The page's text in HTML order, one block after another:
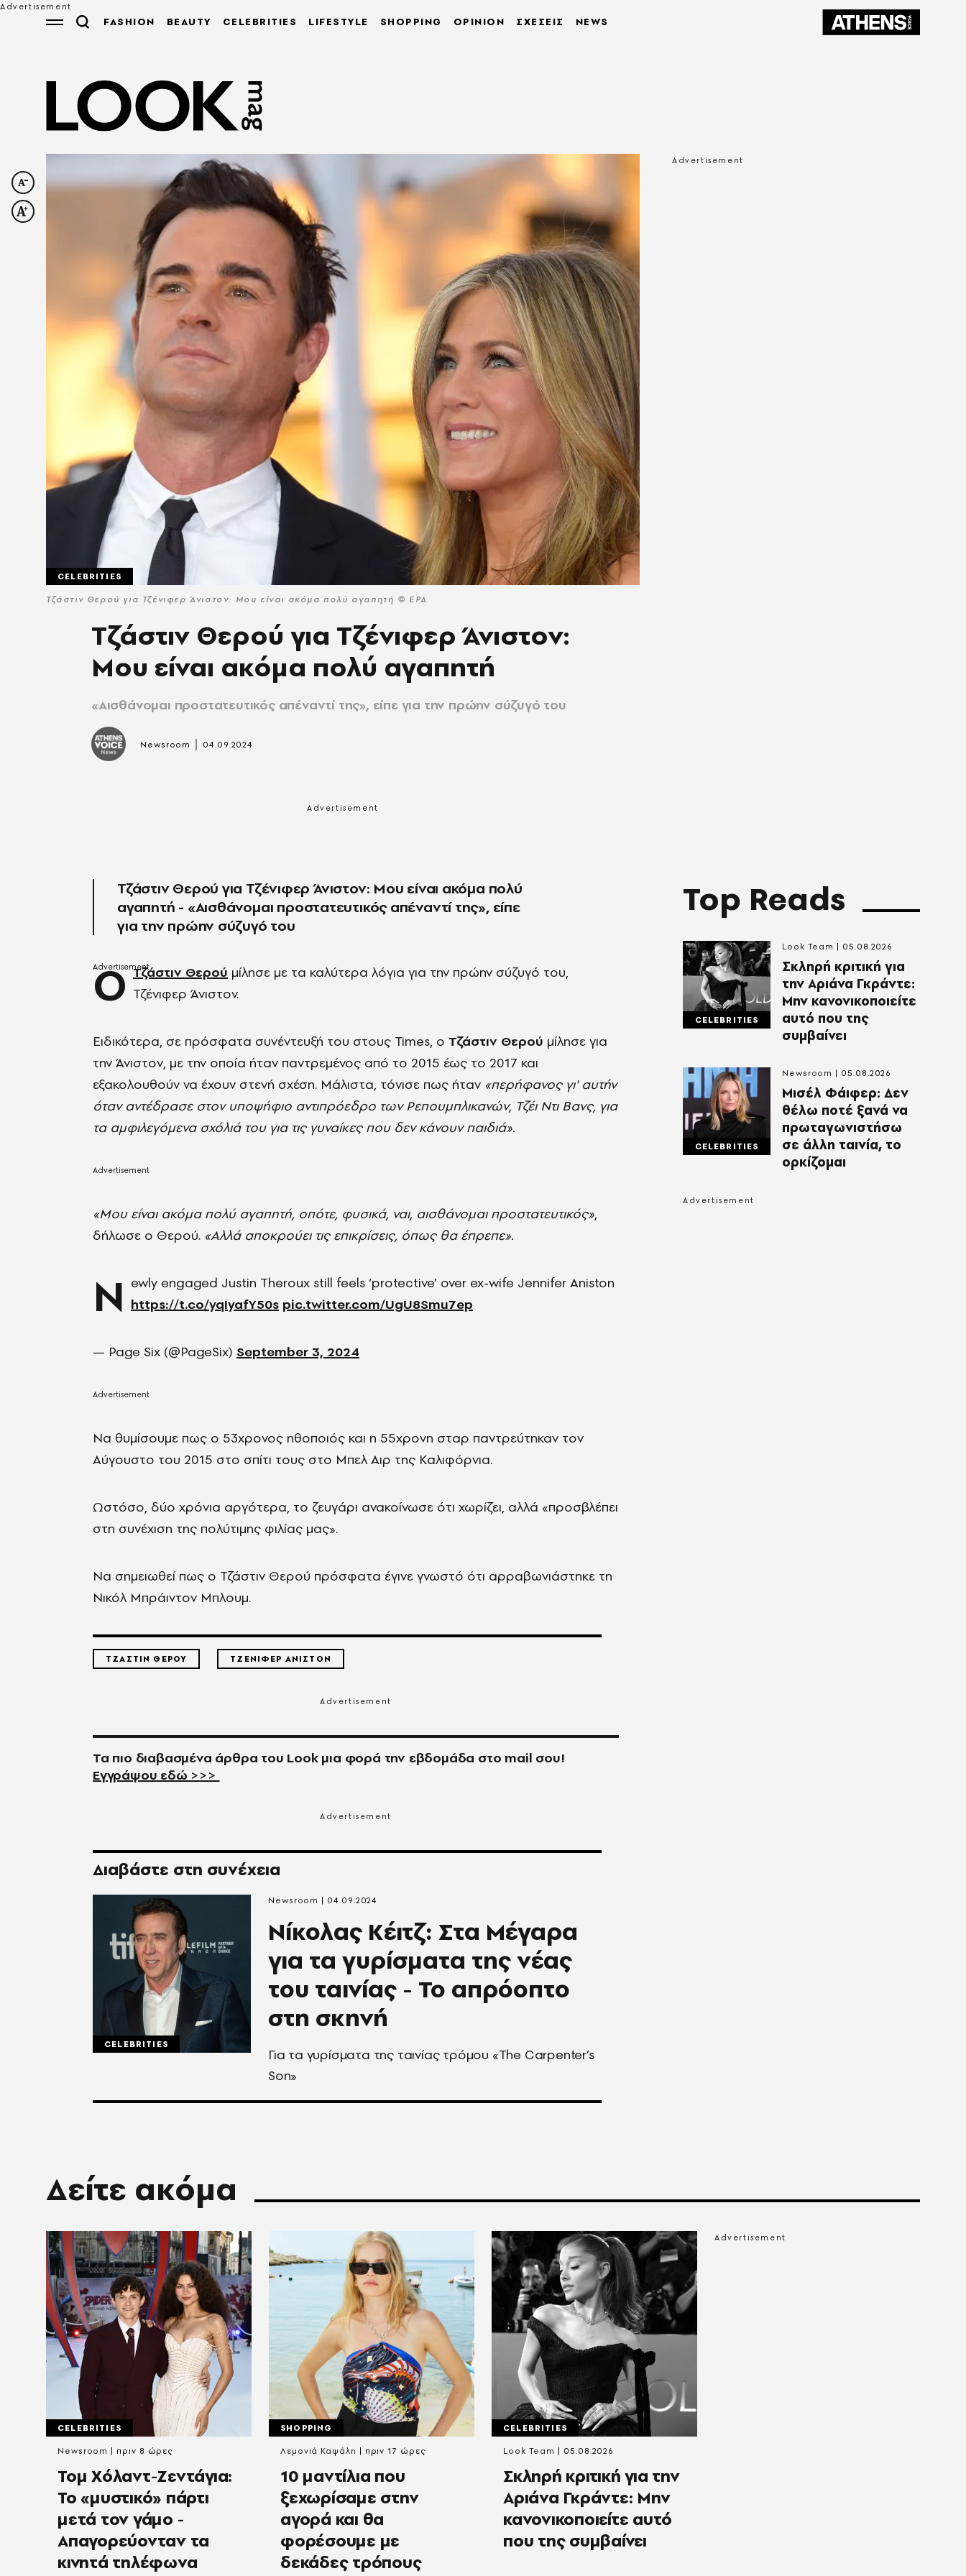
FASHION BEAUTY CELEBRITIES LIFESTYLE SHOPPING OPINION ΣΧΕΣΕΙΣ NEWS
Τζάστιν Θερού για Τζένιφερ Άνιστον: Μου είναι ακόμα πολύ αγαπητή © EPA
CELEBRITIES
Τζάστιν Θερού για Τζένιφερ Άνιστον:
Μου είναι ακόμα πολύ αγαπητή
«Αισθάνομαι προστατευτικός απέναντί της», είπε για την πρώην σύζυγό του
Newsroom 04.09.2024
Τζάστιν Θερού για Τζένιφερ Άνιστον: Μου είναι ακόμα πολύ
αγαπητή - «Αισθάνομαι προστατευτικός απέναντί της», είπε
για την πρώην σύζυγό του
Ο Τζάστιν Θερού μίλησε με τα καλύτερα λόγια για την πρώην σύζυγό του,
Τζένιφερ Άνιστον.
Ειδικότερα, σε πρόσφατα συνέντευξή του στους Times, ο Τζάστιν Θερού μίλησε για
την Άνιστον, με την οποία ήταν παντρεμένος από το 2015 έως το 2017 και
εξακολουθούν να έχουν στενή σχέση. Μάλιστα, τόνισε πως ήταν «περήφανος γι' αυτήν
όταν αντέδρασε στον υποψήφιο αντιπρόεδρο των Ρεπουμπλικανών, Τζέι Ντι Βανς, για
τα αμφιλεγόμενα σχόλιά του για τις γυναίκες που δεν κάνουν παιδιά».
«Moυ είναι ακόμα πολύ αγαπητή, οπότε, φυσικά, ναι, αισθάνομαι προστατευτικός»,
δήλωσε ο Θερού. «Αλλά αποκρούει τις επικρίσεις, όπως θα έπρεπε».
N ewly engaged Justin Theroux still feels ‘protective’ over ex-wife Jennifer Aniston
https://t.co/yqIyafY50s pic.twitter.com/UgU8Smu7ep
— Page Six (@PageSix) September 3, 2024
Να θυμίσουμε πως ο 53χρονος ηθοποιός και η 55χρονη σταρ παντρεύτηκαν τον
Αύγουστο του 2015 στο σπίτι τους στο Μπελ Αιρ της Καλιφόρνια.
Ωστόσο, δύο χρόνια αργότερα, το ζευγάρι ανακοίνωσε ότι χωρίζει, αλλά «προσβλέπει
στη συνέχιση της πολύτιμης φιλίας μας».
Να σημειωθεί πως ο Τζάστιν Θερού πρόσφατα έγινε γνωστό ότι αρραβωνιάστηκε τη
Νικόλ Μπράιντον Μπλουμ.
ΤΖΑΣΤΙΝ ΘΕΡΟΥ ΤΖΕΝΙΦΕΡ ΑΝΙΣΤΟΝ
Τα πιο διαβασμένα άρθρα του Look μια φορά την εβδομάδα στο mail σου!
Εγγράψου εδώ >>>
Διαβάστε στη συνέχεια
CELEBRITIES
Νίκολας Κέιτζ: Στα Μέγαρα
για τα γυρίσματα της νέας
του ταινίας - Το απρόοπτο
στη σκηνή
Για τα γυρίσματα της ταινίας τρόμου «The Carpenter’s
Son»
Newsroom 04.09.2024
Top Reads
CELEBRITIES
Σκληρή κριτική για
την Αριάνα Γκράντε:
Μην κανονικοποιείτε
αυτό που της
συμβαίνει
Look Team 05.08.2026
CELEBRITIES
Μισέλ Φάιφερ: Δεν
θέλω ποτέ ξανά να
πρωταγωνιστήσω
σε άλλη ταινία, το
ορκίζομαι
Newsroom 05.08.2026
Δείτε ακόμα
CELEBRITIES
Τομ Χόλαντ-Ζεντάγια:
Το «μυστικό» πάρτι
μετά τον γάμο -
Απαγορεύονταν τα
κινητά τηλέφωνα
Newsroom πριν 8 ώρες
SHOPPING
10 μαντίλια που
ξεχωρίσαμε στην
αγορά και θα
φορέσουμε με
δεκάδες τρόπους
Λεμονιά Καψάλη πριν 17 ώρες
CELEBRITIES
Σκληρή κριτική για την
Αριάνα Γκράντε: Μην
κανονικοποιείτε αυτό
που της συμβαίνει
Look Team 05.08.2026